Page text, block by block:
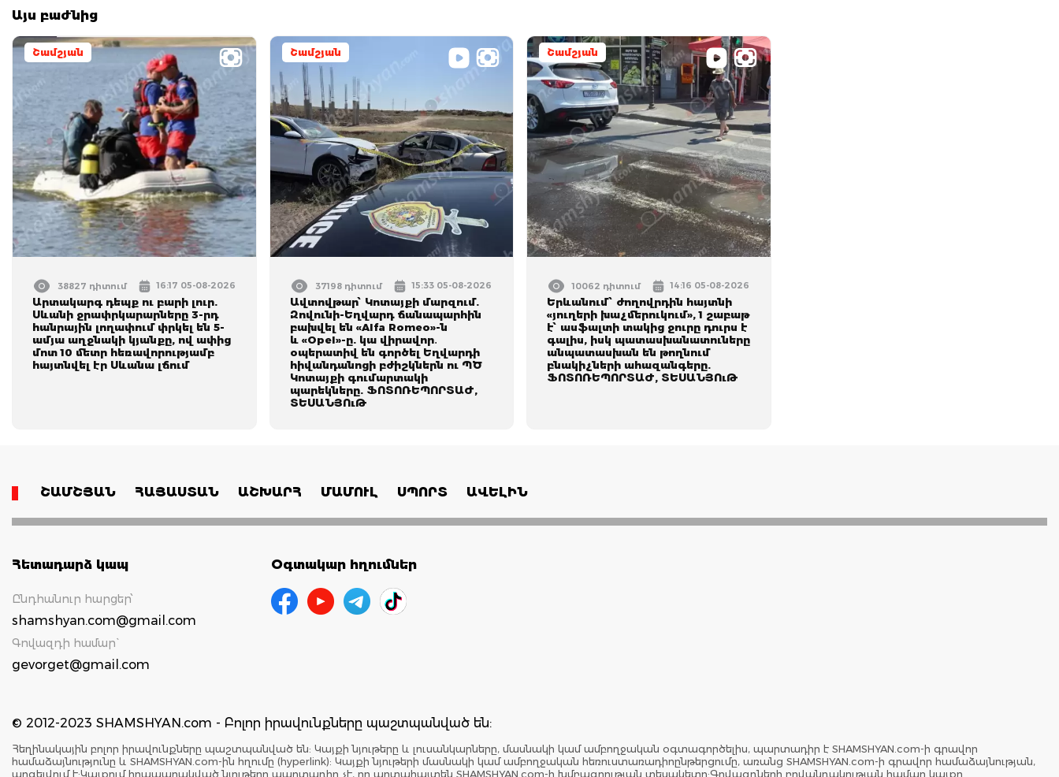
Այս բաժնից
Շամշյան
38827 դիտում 16:17 05-08-2026
Արտակարգ դեպք ու բարի լուր.
Սևանի ջրափրկարարները 3-րդ
հանրային լողափում փրկել են 5-
ամյա աղջնակի կյանքը, ով ափից
մոտ 10 մետր հեռավորությամբ
հայտնվել էր Սևանա լճում
Շամշյան
37198 դիտում 15:33 05-08-2026
Ավտովթար՝ Կոտայքի մարզում.
Զովունի-Եղվարդ ճանապարհին
բախվել են «Alfa Romeo»-ն
և «Opel»-ը. կա վիրավոր․
օպերատիվ են գործել Եղվարդի
հիվանդանոցի բժիշկներն ու ՊԾ
Կոտայքի գումարտակի
պարեկները. ՖՈՏՈՌԵՊՈՐՏԱԺ,
ՏԵՍԱՆՅՈւԹ
Շամշյան
10062 դիտում 14:16 05-08-2026
Երևանում՝ ժողովրդին հայտնի
«յուղերի խաչմերուկում», 1 շաբաթ
է՝ ասֆալտի տակից ջուրը դուրս է
գալիս, իսկ պատասխանատուները
անպատասխան են թողնում
բնակիչների ահազանգերը.
ՖՈՏՈՌԵՊՈՐՏԱԺ, ՏԵՍԱՆՅՈւԹ
ՇԱՄՇՅԱՆ ՀԱՅԱՍՏԱՆ ԱՇԽԱՐՀ ՄԱՄՈՒԼ ՍՊՈՐՏ ԱՎԵԼԻՆ
Հետադարձ կապ
Ընդհանուր հարցեր՝
shamshyan.com@gmail.com
Գովազդի համար`
gevorget@gmail.com
Օգտակար հղումներ
© 2012-2023 SHAMSHYAN.com - Բոլոր իրավունքները պաշտպանված են:
Հեղինակային բոլոր իրավունքները պաշտպանված են: Կայքի նյութերը և լուսանկարները, մասնակի կամ ամբողջական օգտագործելիս, պարտադիր է SHAMSHYAN.com-ի գրավոր
համաձայնությունը և SHAMSHYAN.com-ին հղումը (hyperlink): Կայքի նյութերի մասնակի կամ ամբողջական հեռուստառադիոընթերցումը, առանց SHAMSHYAN.com-ի գրավոր համաձայնության,
արգելվում է:Կայքում հրապարակված նյութերը պարտադիր չէ, որ արտահայտեն SHAMSHYAN.com-ի խմբագրության տեսակետը:Գովազդների բովանդակության համար կայքը